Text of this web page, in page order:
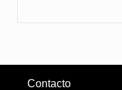
Contacto